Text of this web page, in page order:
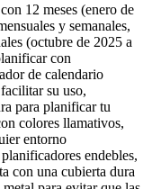
12 meses (enero de
y semanales,
(octubre de 2025 a
con
de calendario
su uso,
para planificar tu
colores llamativos,
entorno
endebles,
con una cubierta dura